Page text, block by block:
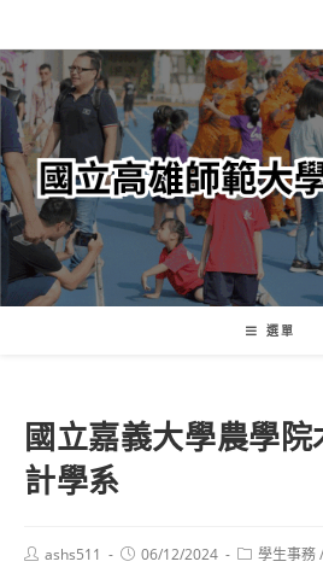
轉
至
主
內
容
選單
國立嘉義大學農學
計學系
Postashs511
Post06/12/2024
Post學生事務/